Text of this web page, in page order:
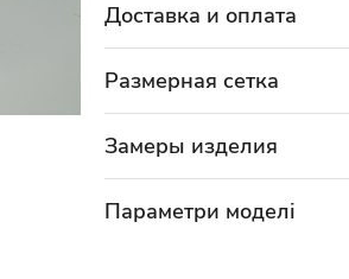
Доставка и оплата
Размерная сетка
Замеры изделия
Параметри моделі